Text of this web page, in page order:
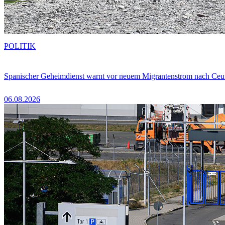
Spanischer Geheimdienst warnt vor neuem Migrantenstrom nach
06.08.2026
POLITIK